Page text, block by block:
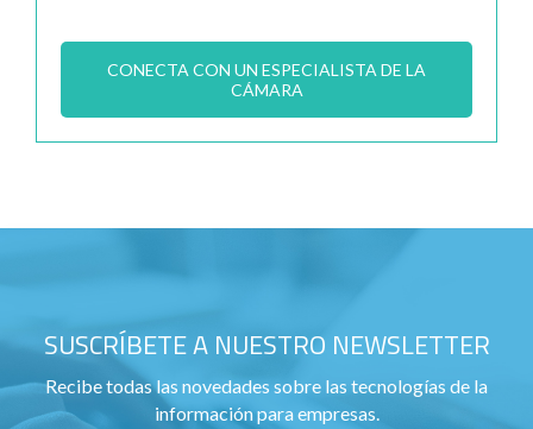
CONECTA CON UN ESPECIALISTA DE LA
CÁMARA
SUSCRÍBETE A NUESTRO NEWSLETTER
Recibe todas las novedades sobre las tecnologías de la
información para empresas.